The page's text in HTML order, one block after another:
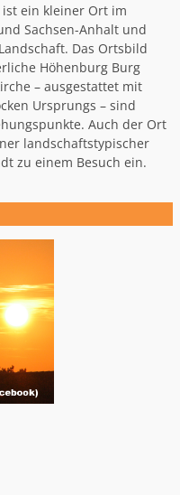
ein kleiner Ort im
Sachsen-Anhalt und
Das Ortsbild
Höhenburg Burg
– ausgestattet mit
Ursprungs – sind
Auch der Ort
landschaftstypischer
zu einem Besuch ein.